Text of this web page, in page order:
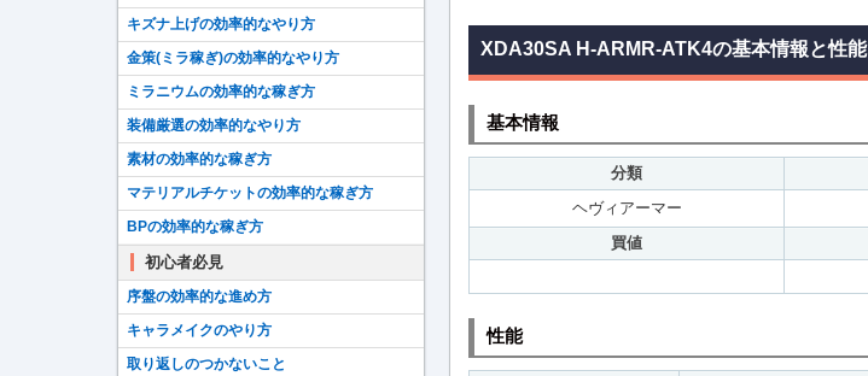
XDA30SA H-ARMR-ATK4の基本情報と性能
基本情報
分類
ヘヴィアーマー
買値
性能
キズナ上げの効率的なやり方
金策(ミラ稼ぎ)の効率的なやり方
ミラニウムの効率的な稼ぎ方
装備厳選の効率的なやり方
素材の効率的な稼ぎ方
マテリアルチケットの効率的な稼ぎ方
BPの効率的な稼ぎ方
初心者必見
序盤の効率的な進め方
キャラメイクのやり方
取り返しのつかないこと